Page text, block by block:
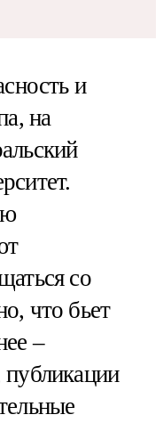
и
на
со
что бьет
–